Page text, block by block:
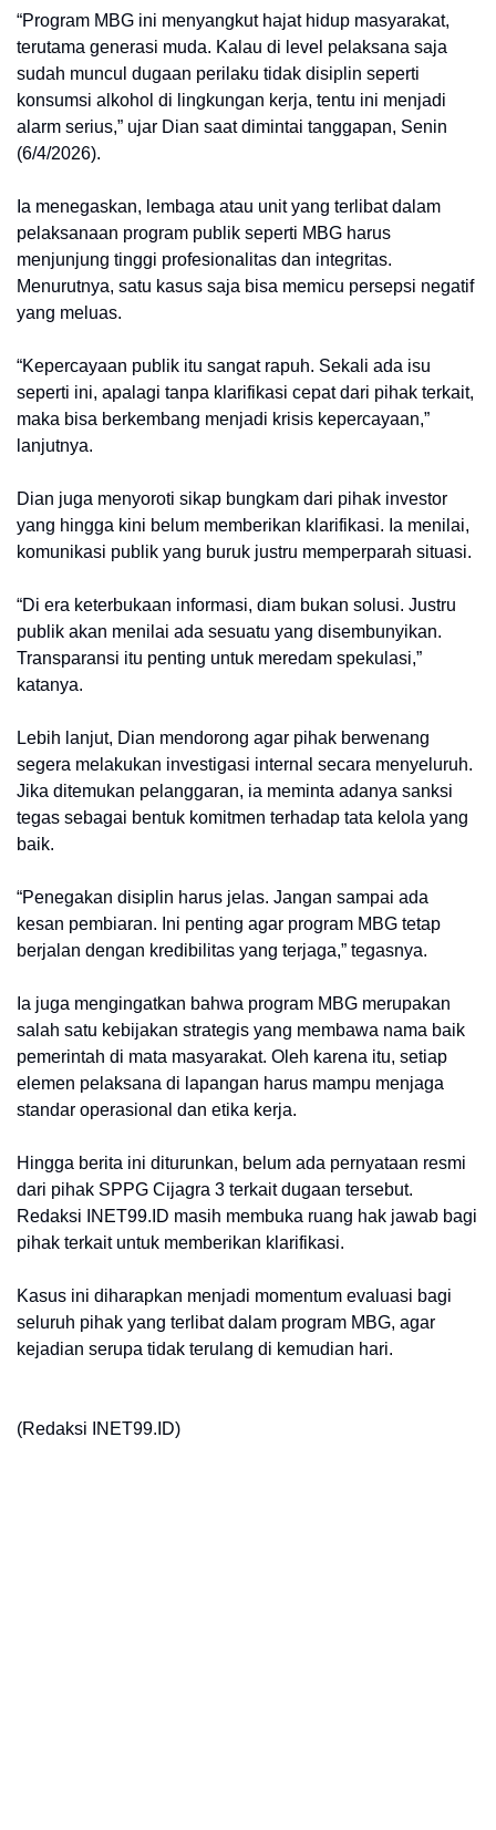
“Program MBG ini menyangkut hajat hidup masyarakat,
terutama generasi muda. Kalau di level pelaksana saja
sudah muncul dugaan perilaku tidak disiplin seperti
konsumsi alkohol di lingkungan kerja, tentu ini menjadi
alarm serius,” ujar Dian saat dimintai tanggapan, Senin
(6/4/2026).
Ia menegaskan, lembaga atau unit yang terlibat dalam
pelaksanaan program publik seperti MBG harus
menjunjung tinggi profesionalitas dan integritas.
Menurutnya, satu kasus saja bisa memicu persepsi negatif
yang meluas.
“Kepercayaan publik itu sangat rapuh. Sekali ada isu
seperti ini, apalagi tanpa klarifikasi cepat dari pihak terkait,
maka bisa berkembang menjadi krisis kepercayaan,”
lanjutnya.
Dian juga menyoroti sikap bungkam dari pihak investor
yang hingga kini belum memberikan klarifikasi. Ia menilai,
komunikasi publik yang buruk justru memperparah situasi.
“Di era keterbukaan informasi, diam bukan solusi. Justru
publik akan menilai ada sesuatu yang disembunyikan.
Transparansi itu penting untuk meredam spekulasi,”
katanya.
Lebih lanjut, Dian mendorong agar pihak berwenang
segera melakukan investigasi internal secara menyeluruh.
Jika ditemukan pelanggaran, ia meminta adanya sanksi
tegas sebagai bentuk komitmen terhadap tata kelola yang
baik.
“Penegakan disiplin harus jelas. Jangan sampai ada
kesan pembiaran. Ini penting agar program MBG tetap
berjalan dengan kredibilitas yang terjaga,” tegasnya.
Ia juga mengingatkan bahwa program MBG merupakan
salah satu kebijakan strategis yang membawa nama baik
pemerintah di mata masyarakat. Oleh karena itu, setiap
elemen pelaksana di lapangan harus mampu menjaga
standar operasional dan etika kerja.
Hingga berita ini diturunkan, belum ada pernyataan resmi
dari pihak SPPG Cijagra 3 terkait dugaan tersebut.
Redaksi INET99.ID masih membuka ruang hak jawab bagi
pihak terkait untuk memberikan klarifikasi.
Kasus ini diharapkan menjadi momentum evaluasi bagi
seluruh pihak yang terlibat dalam program MBG, agar
kejadian serupa tidak terulang di kemudian hari.
(Redaksi INET99.ID)